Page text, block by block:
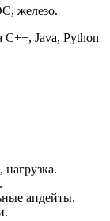
железо.
Java, Python
нагрузка.
апдейты.